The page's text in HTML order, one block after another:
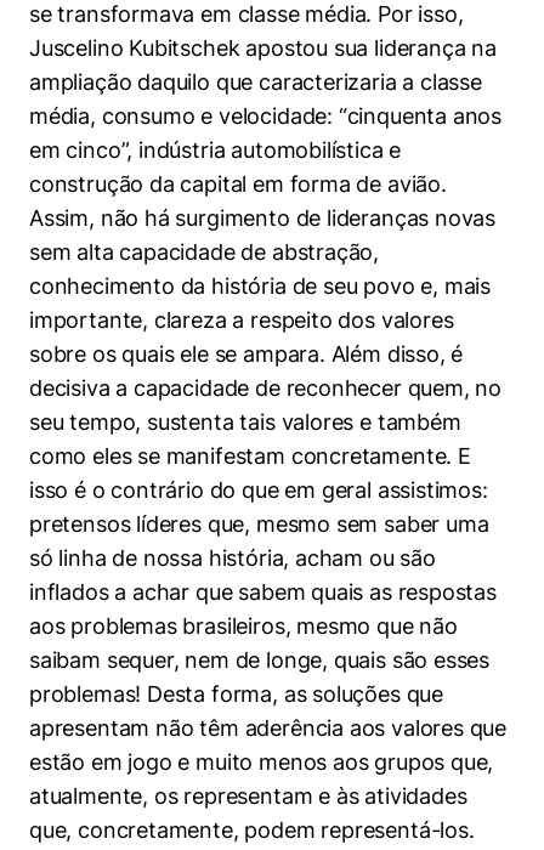
se transformava em classe média. Por isso,
Juscelino Kubitschek apostou sua liderança na
ampliação daquilo que caracterizaria a classe
média, consumo e velocidade: “cinquenta anos
em cinco”, indústria automobilística e
construção da capital em forma de avião.
Assim, não há surgimento de lideranças novas
sem alta capacidade de abstração,
conhecimento da história de seu povo e, mais
importante, clareza a respeito dos valores
sobre os quais ele se ampara. Além disso, é
decisiva a capacidade de reconhecer quem, no
seu tempo, sustenta tais valores e também
como eles se manifestam concretamente. E
isso é o contrário do que em geral assistimos:
pretensos líderes que, mesmo sem saber uma
só linha de nossa história, acham ou são
inflados a achar que sabem quais as respostas
aos problemas brasileiros, mesmo que não
saibam sequer, nem de longe, quais são esses
problemas! Desta forma, as soluções que
apresentam não têm aderência aos valores que
estão em jogo e muito menos aos grupos que,
atualmente, os representam e às atividades
que, concretamente, podem representá-los.